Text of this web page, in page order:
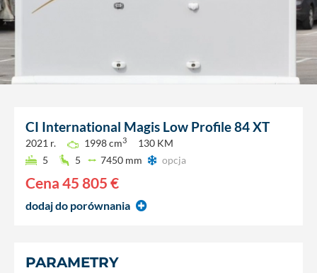
CI International Magis Low Profile 84 XT
2021 r. 1998 cm3
130 KM
5
5 7450 mm opcja
Cena 45 805 €
dodaj do porównania
PARAMETRY